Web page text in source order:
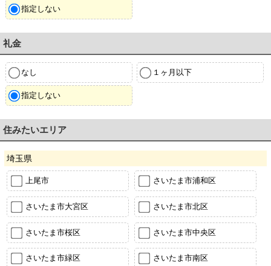
指定しない
礼金
なし １ヶ月以下
指定しない
住みたいエリア
埼玉県
上尾市 さいたま市浦和区
さいたま市大宮区 さいたま市北区
さいたま市桜区 さいたま市中央区
さいたま市緑区 さいたま市南区